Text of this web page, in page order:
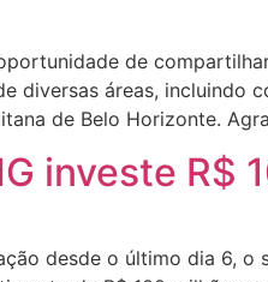
de
diversas áreas, incluindo
de Belo Horizonte.
investe R$
desde o último dia 6, o